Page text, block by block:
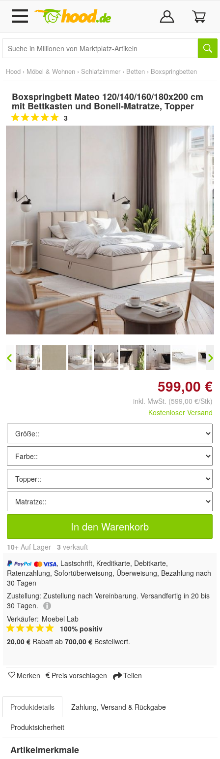
Hood › Möbel & Wohnen › Schlafzimmer › Betten › Boxspringbetten
Boxspringbett Mateo 120/140/160/180x200 cm
mit Bettkasten und Bonell-Matratze, Topper
3
Doppelt antippen zum
vergrößern
599,00 €
inkl. MwSt. (599,00 €/Stk)
Kostenloser Versand
In den Warenkorb
10+ Auf Lager 3 verkauft
, Lastschrift, Kreditkarte, Debitkarte,
Ratenzahlung, Sofortüberweisung, Überweisung, Bezahlung nach
30 Tagen
Zustellung: Zustellung nach Vereinbarung. Versandfertig in 20 bis
30 Tagen.
Verkäufer: Moebel Lab
100% positiv
20,00 € Rabatt ab 700,00 € Bestellwert.
Merken Preis vorschlagen Teilen
Produktdetails Zahlung, Versand & Rückgabe
Produktsicherheit
Artikelmerkmale